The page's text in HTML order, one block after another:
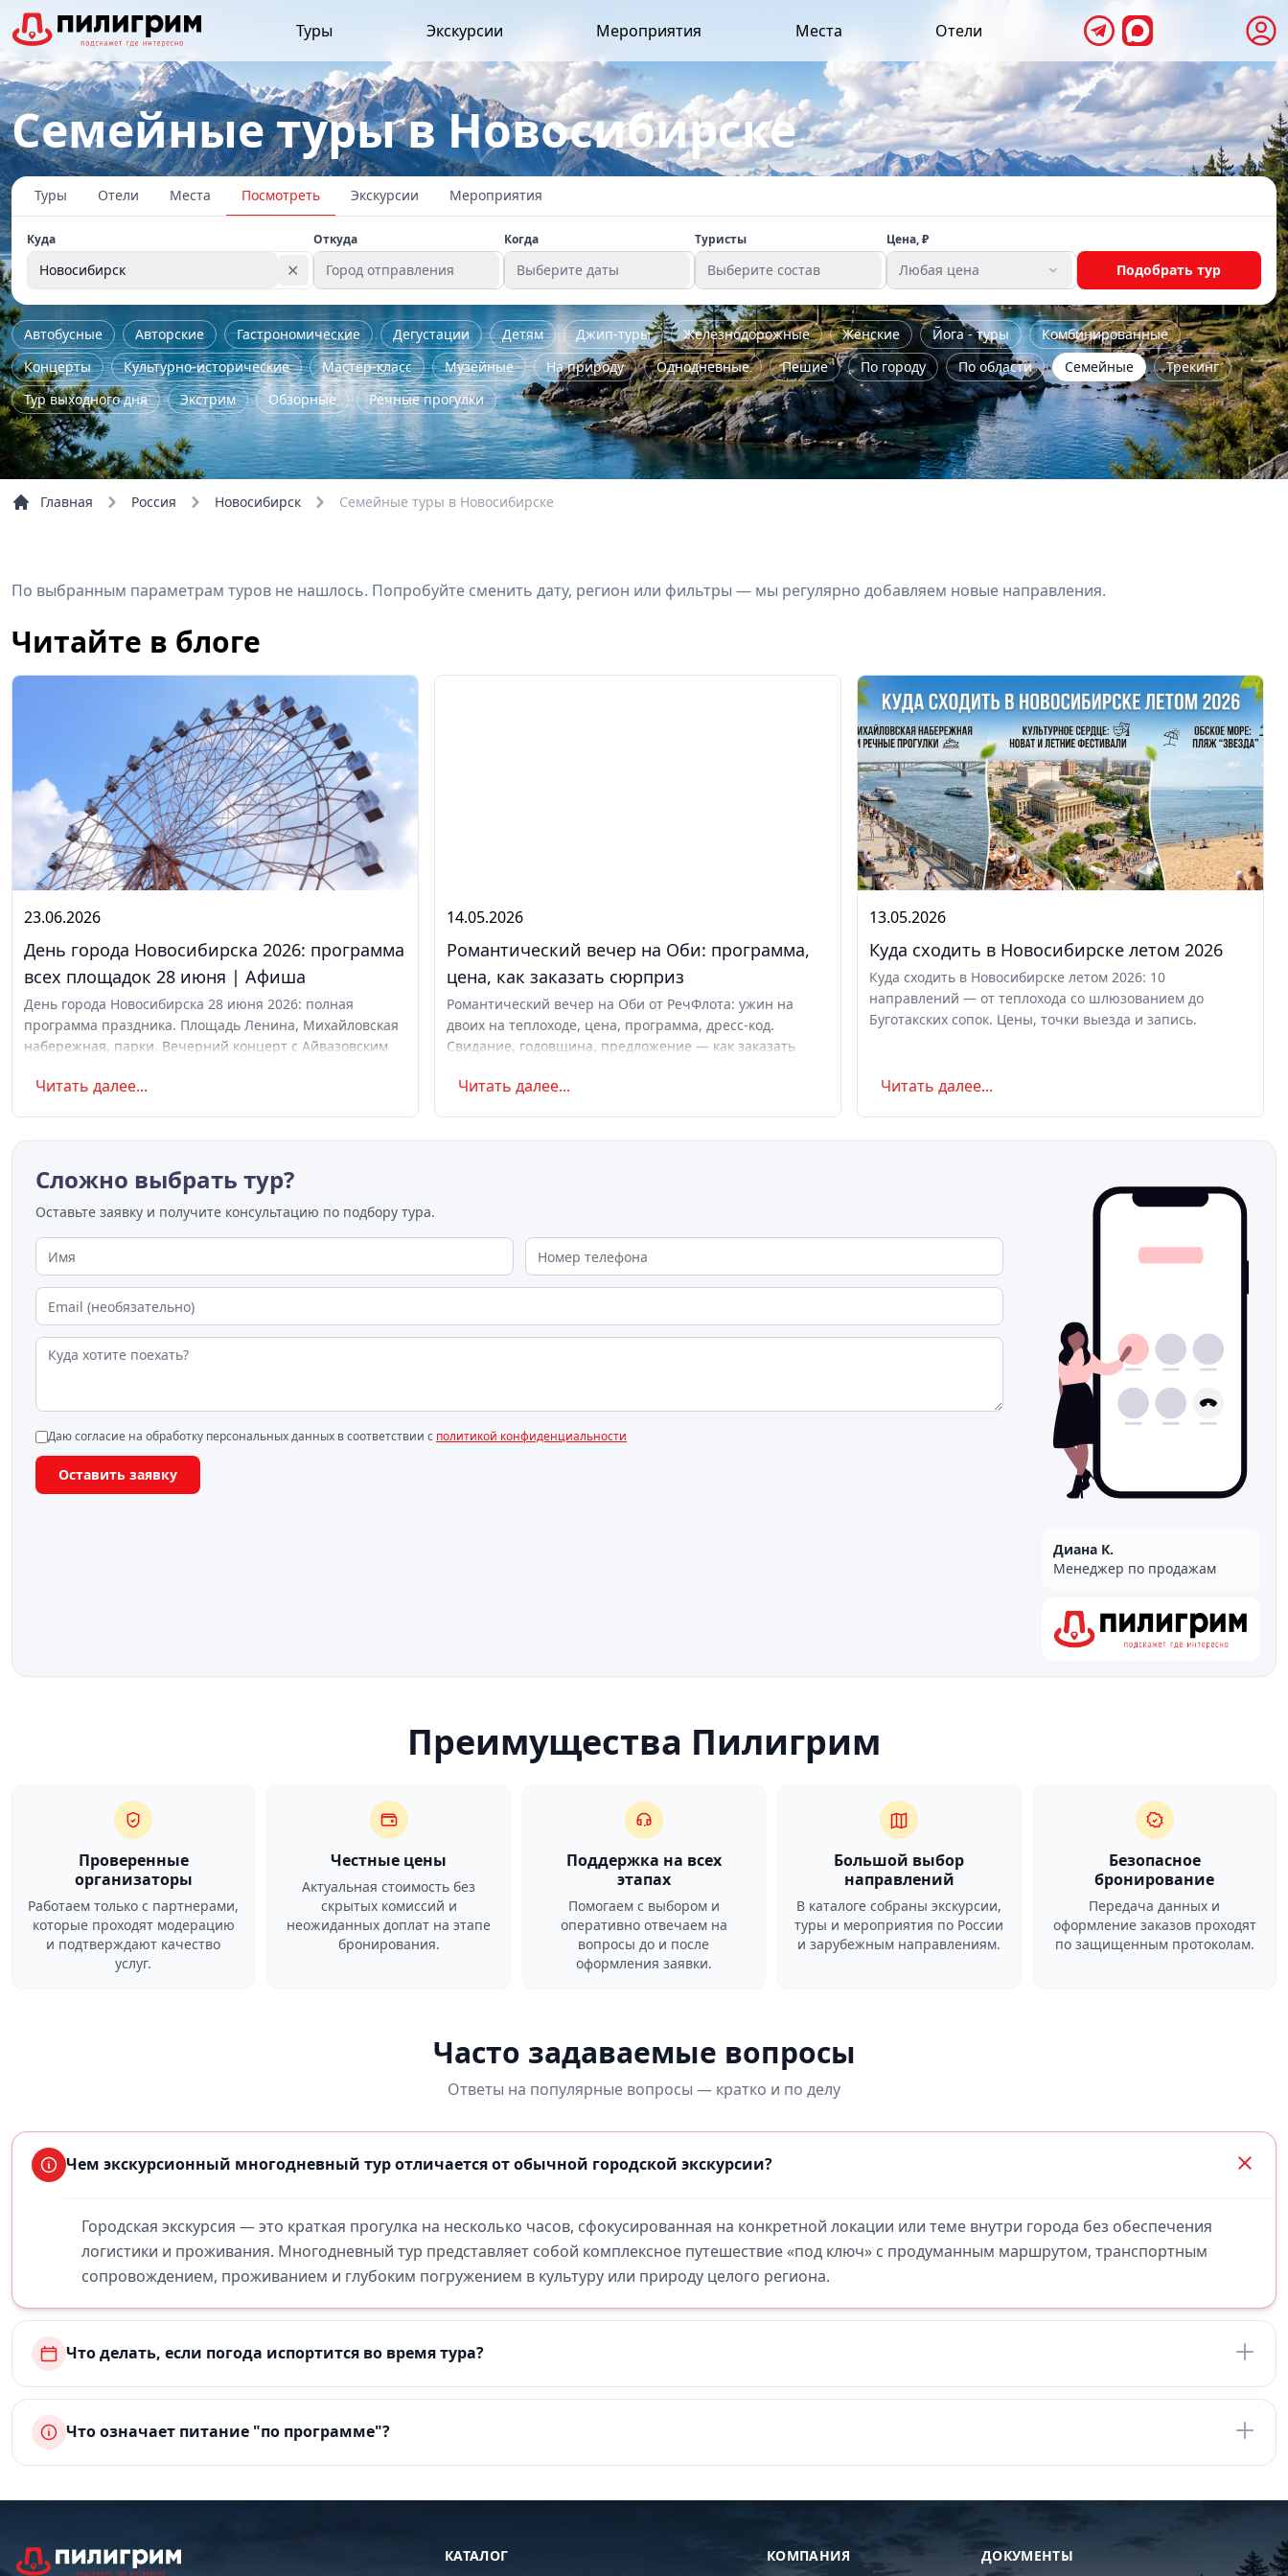
Туры Экскурсии Мероприятия Места Отели
Семейные туры в Новосибирске
Туры Отели Места Посмотреть Экскурсии Мероприятия
Куда
Новосибирск ✕
Откуда
Город отправления
Когда
Выберите даты
Туристы
Выберите состав
Цена, ₽
Любая цена Подобрать тур
Автобусные Авторские Гастрономические Дегустации Детям Джип-туры Железнодорожные Женские Йога - туры
Комбинированные
Концерты
Культурно-исторические Мастер-класс Музейные На природу Однодневные Пешие По городу По области Семейные
Трекинг
Тур выходного дня
Экстрим Обзорные Речные прогулки
Главная Россия Новосибирск Семейные туры в Новосибирске
По выбранным параметрам туров не нашлось. Попробуйте сменить дату, регион или фильтры — мы регулярно добавляем новые направления.
Читайте в блоге
23.06.2026
День города Новосибирска 2026: программа
всех площадок 28 июня | Афиша
День города Новосибирска 28 июня 2026: полная
программа праздника. Площадь Ленина, Михайловская
набережная, парки. Вечерний концерт с Айвазовским
бесплатным входом
Читать далее...
14.05.2026
Романтический вечер на Оби: программа,
цена, как заказать сюрприз
Романтический вечер на Оби от РечФлота: ужин на
двоих на теплоходе, цена, программа, дресс-код.
Свидание, годовщина, предложение — как заказать
Читать далее...
13.05.2026
Куда сходить в Новосибирске летом 2026
Куда сходить в Новосибирске летом 2026: 10
направлений — от теплохода со шлюзованием до
Буготакских сопок. Цены, точки выезда и запись.
Читать далее...
Сложно выбрать тур?
Оставьте заявку и получите консультацию по подбору тура.
Даю согласие на обработку персональных данных в соответствии с политикой конфиденциальности
Оставить заявку
Диана К.
Менеджер по продажам
Преимущества Пилигрим
Проверенные
организаторы
Работаем только с партнерами,
которые проходят модерацию
и подтверждают качество
услуг.
Честные цены
Актуальная стоимость без
скрытых комиссий и
неожиданных доплат на этапе
бронирования.
Поддержка на всех
этапах
Помогаем с выбором и
оперативно отвечаем на
вопросы до и после
оформления заявки.
Большой выбор
направлений
В каталоге собраны экскурсии,
туры и мероприятия по России
и зарубежным направлениям.
Безопасное
бронирование
Передача данных и
оформление заказов проходят
по защищенным протоколам.
Часто задаваемые вопросы
Ответы на популярные вопросы — кратко и по делу
Чем экскурсионный многодневный тур отличается от обычной городской экскурсии?
Городская экскурсия — это краткая прогулка на несколько часов, сфокусированная на конкретной локации или теме внутри города без обеспечения
логистики и проживания. Многодневный тур представляет собой комплексное путешествие «под ключ» с продуманным маршрутом, транспортным
сопровождением, проживанием и глубоким погружением в культуру или природу целого региона.
Что делать, если погода испортится во время тура?
Что означает питание "по программе"?
КАТАЛОГ КОМПАНИЯ ДОКУМЕНТЫ